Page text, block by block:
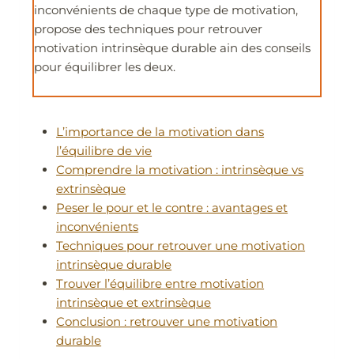
inconvénients de chaque type de motivation,
propose des techniques pour retrouver
motivation intrinsèque durable ain des conseils
pour équilibrer les deux.
L’importance de la motivation dans
l’équilibre de vie
Comprendre la motivation : intrinsèque vs
extrinsèque
Peser le pour et le contre : avantages et
inconvénients
Techniques pour retrouver une motivation
intrinsèque durable
Trouver l’équilibre entre motivation
intrinsèque et extrinsèque
Conclusion : retrouver une motivation
durable